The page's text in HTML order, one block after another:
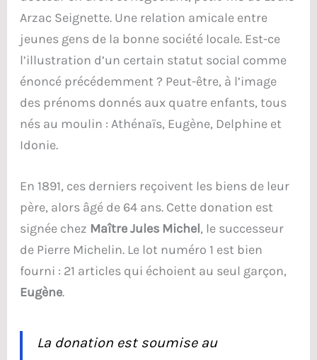
Arzac Seignette. Une relation amicale entre
jeunes gens de la bonne société locale. Est-ce
l’illustration d’un certain statut social comme
énoncé précédemment ? Peut-être, à l’image
des prénoms donnés aux quatre enfants, tous
nés au moulin : Athénaïs, Eugène, Delphine et
Idonie.
En 1891, ces derniers reçoivent les biens de leur
père, alors âgé de 64 ans. Cette donation est
signée chez Maître Jules Michel, le successeur
de Pierre Michelin. Le lot numéro 1 est bien
fourni : 21 articles qui échoient au seul garçon,
Eugène.
La donation est soumise au